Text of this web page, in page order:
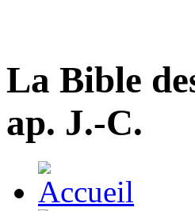
La Bible
ap. J.-C.